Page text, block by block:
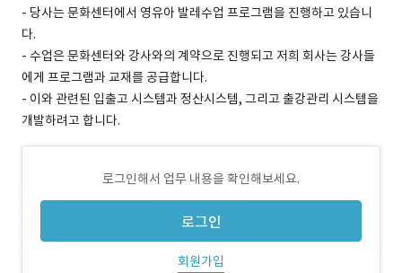
- 당사는 문화센터에서 영유아 발레수업 프로그램을 진행하고 있습니
다.
- 수업은 문화센터와 강사와의 계약으로 진행되고 저희 회사는 강사들
에게 프로그램과 교재를 공급합니다.
- 이와 관련된 입출고 시스템과 정산시스템, 그리고 출강관리 시스템을
개발하려고 합니다.
로그인해서 업무 내용을 확인해보세요.
로그인
회원가입